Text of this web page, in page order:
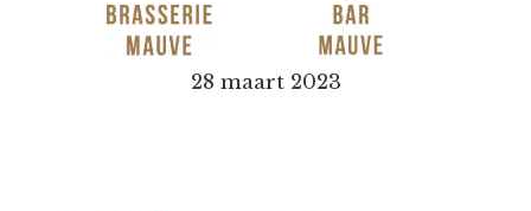
28 maart 2023